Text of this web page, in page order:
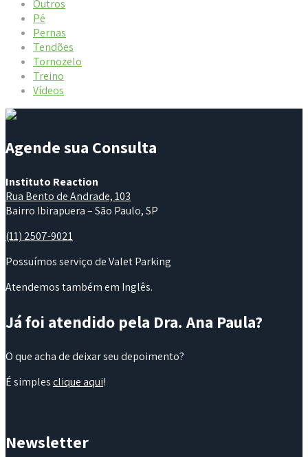
Outros
Pé
Pernas
Tendões
Tornozelo
Treino
Vídeos
Agende sua Consulta
Instituto Reaction
Rua Bento de Andrade, 103
Bairro Ibirapuera – São Paulo, SP
(11) 2507-9021
Possuímos serviço de Valet Parking
Atendemos também em Inglês.
Já foi atendido pela Dra. Ana Paula?
O que acha de deixar seu depoimento?
É simplesclique aqui!
Newsletter